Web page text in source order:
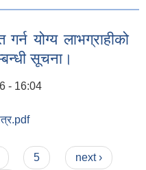
गर्न योग्य लाभग्राहीको
सूचना।
- 16:04
सम्बन्धी सूचना।
5
next ›